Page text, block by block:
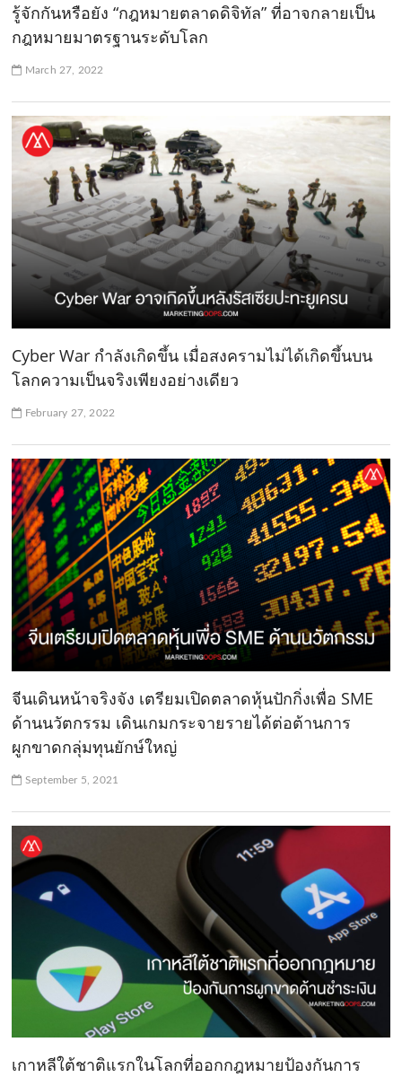
รู้จักกันหรือยัง “กฎหมายตลาดดิจิทัล” ที่อาจกลายเป็น
กฎหมายมาตรฐานระดับโลก
March 27, 2022
Cyber War กำลังเกิดขึ้น เมื่อสงครามไม่ได้เกิดขึ้นบน
โลกความเป็นจริงเพียงอย่างเดียว
February 27, 2022
จีนเดินหน้าจริงจัง เตรียมเปิดตลาดหุ้นปักกิ่งเพื่อ SME
ด้านนวัตกรรม เดินเกมกระจายรายได้ต่อต้านการ
ผูกขาดกลุ่มทุนยักษ์ใหญ่
September 5, 2021
เกาหลีใต้ชาติแรกในโลกที่ออกกฎหมายป้องกันการ